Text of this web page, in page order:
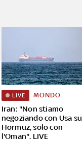
Iran: "Non stiamo
negoziando con Usa su
Hormuz, solo con
l'Oman". LIVE
LIVE MONDO